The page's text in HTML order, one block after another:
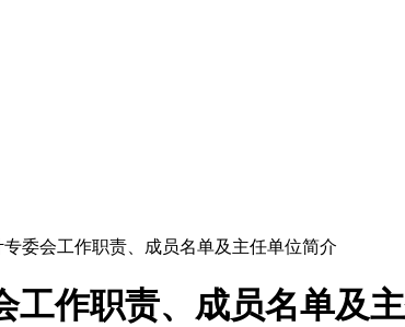
委会工作职责、成员名单及主任单位简介
工作职责、成员名单及